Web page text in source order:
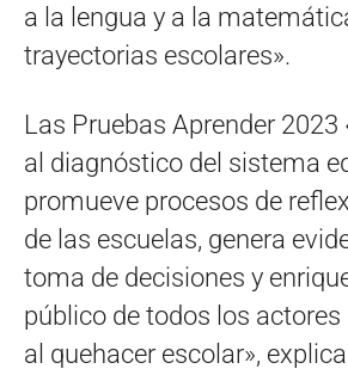
a la lengua y a la
trayectorias escolares».
Las Pruebas Aprender 2023
al diagnóstico del sistema
promueve procesos de
de las escuelas, genera
toma de decisiones y
público de todos los
al quehacer escolar»,